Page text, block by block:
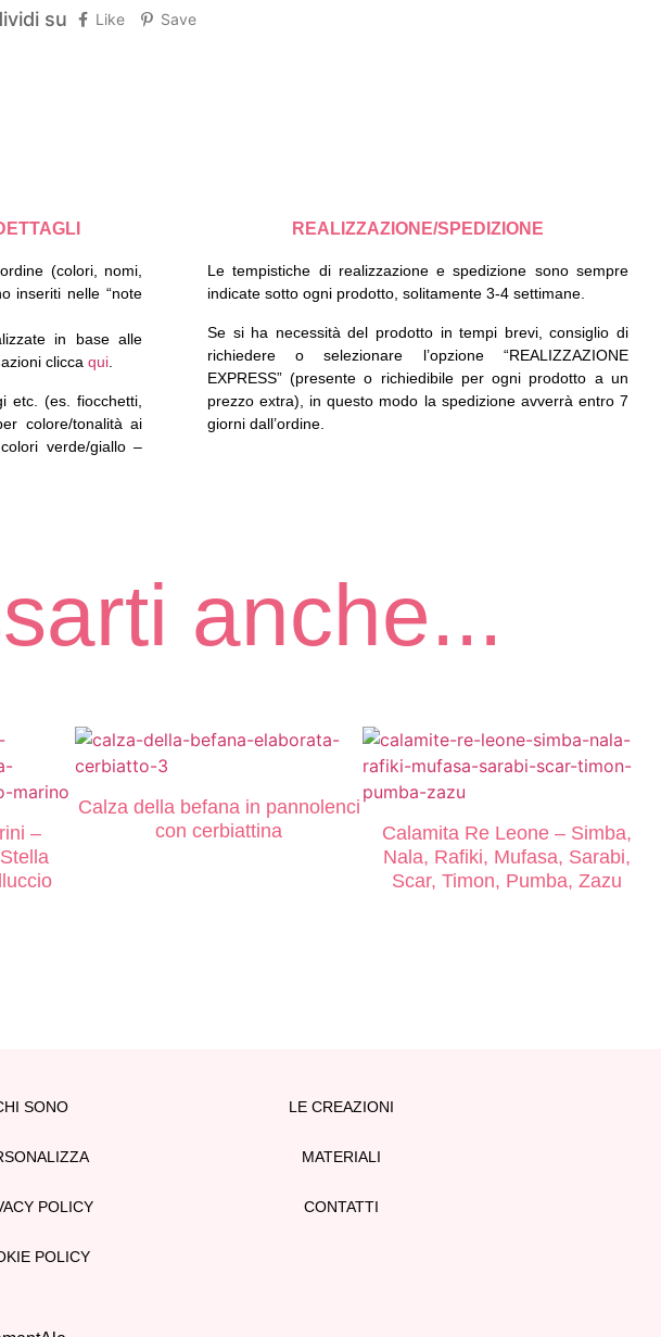
su Like Save
(colori, nomi,
inseriti nelle “note
in base alle
clicca qui.
etc. (es. fiocchetti,
colore/tonalità ai
verde/giallo –
REALIZZAZIONE/SPEDIZIONE
Le tempistiche di realizzazione e spedizione sono sempre
indicate sotto ogni prodotto, solitamente 3-4 settimane.
Se si ha necessità del prodotto in tempi brevi, consiglio di
richiedere o selezionare l’opzione “REALIZZAZIONE
EXPRESS” (presente o richiedibile per ogni prodotto a un
prezzo extra), in questo modo la spedizione avverrà entro 7
giorni dall’ordine.
anche...
–
Calza della befana in pannolenci
con cerbiattina
Calamita Re Leone – Simba,
Nala, Rafiki, Mufasa, Sarabi,
Scar, Timon, Pumba, Zazu
SONO
POLICY
POLICY
LE CREAZIONI
MATERIALI
CONTATTI